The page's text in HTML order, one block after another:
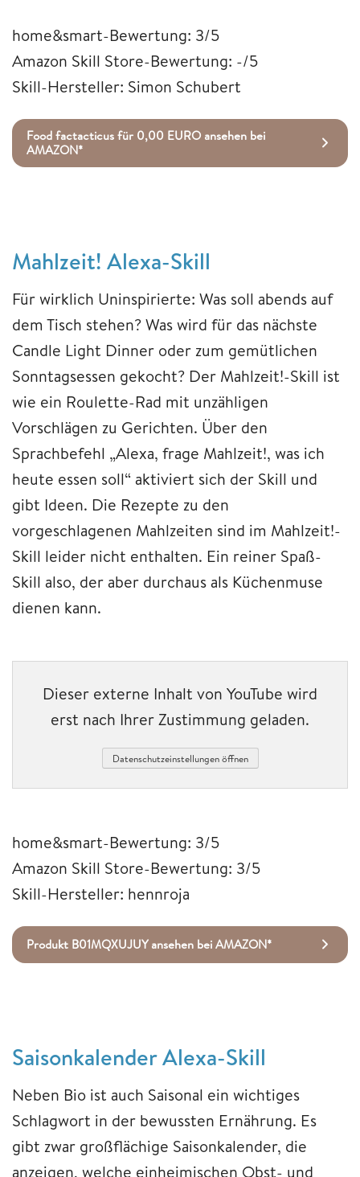
home&smart-Bewertung: 3/5
Amazon Skill Store-Bewertung: -/5
Skill-Hersteller: Simon Schubert
Food factacticus für 0,00 EURO ansehen bei
AMAZON*
Mahlzeit! Alexa-Skill
Für wirklich Uninspirierte: Was soll abends auf
dem Tisch stehen? Was wird für das nächste
Candle Light Dinner oder zum gemütlichen
Sonntagsessen gekocht? Der Mahlzeit!-Skill ist
wie ein Roulette-Rad mit unzähligen
Vorschlägen zu Gerichten. Über den
Sprachbefehl „Alexa, frage Mahlzeit!, was ich
heute essen soll“ aktiviert sich der Skill und
gibt Ideen. Die Rezepte zu den
vorgeschlagenen Mahlzeiten sind im Mahlzeit!-
Skill leider nicht enthalten. Ein reiner Spaß-
Skill also, der aber durchaus als Küchenmuse
dienen kann.
Dieser externe Inhalt von YouTube wird
erst nach Ihrer Zustimmung geladen.
Datenschutzeinstellungen öffnen
home&smart-Bewertung: 3/5
Amazon Skill Store-Bewertung: 3/5
Skill-Hersteller: hennroja
Produkt B01MQXUJUY ansehen bei AMAZON*
Saisonkalender Alexa-Skill
Neben Bio ist auch Saisonal ein wichtiges
Schlagwort in der bewussten Ernährung. Es
gibt zwar großflächige Saisonkalender, die
anzeigen, welche einheimischen Obst- und